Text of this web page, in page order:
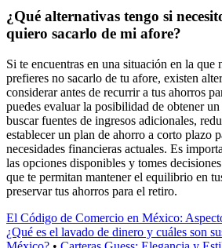
¿Qué alternativas tengo si
quiero sacarlo de mi afore?
Si te encuentras en una situación en la que
prefieres no sacarlo de tu afore, existen
considerar antes de recurrir a tus ahorros
puedes evaluar la posibilidad de obtener
buscar fuentes de ingresos adicionales,
establecer un plan de ahorro a corto plazo
necesidades financieras actuales. Es
las opciones disponibles y tomes
que te permitan mantener el equilibrio en
preservar tus ahorros para el retiro.
El Código de Comercio en México:
¿Qué es el lavado de dinero y cuáles son